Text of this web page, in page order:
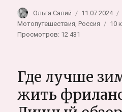
Автор
Ольга Салий 11.07.2024
Мотопутешествия ,Россия 10
Просмотров: 12 431
Где лучше
жить